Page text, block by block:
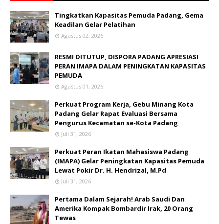
Tingkatkan Kapasitas Pemuda Padang, Gema
Keadilan Gelar Pelatihan
Agustus 02, 2026
RESMI DITUTUP, DISPORA PADANG APRESIASI
PERAN IMAPA DALAM PENINGKATAN KAPASITAS
PEMUDA
Agustus 01, 2026
Perkuat Program Kerja, Gebu Minang Kota
Padang Gelar Rapat Evaluasi Bersama
Pengurus Kecamatan se-Kota Padang
Juli 31, 2026
Perkuat Peran Ikatan Mahasiswa Padang
(IMAPA) Gelar Peningkatan Kapasitas Pemuda
Lewat Pokir Dr. H. Hendrizal, M.Pd
Juli 31, 2026
Pertama Dalam Sejarah! Arab Saudi Dan
Amerika Kompak Bombardir Irak, 20 Orang
Tewas